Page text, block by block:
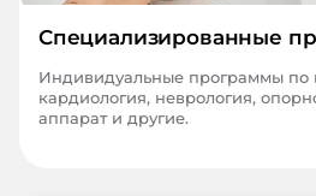
Специализированные
Индивидуальные программы по
кардиология, неврология,
аппарат и другие.